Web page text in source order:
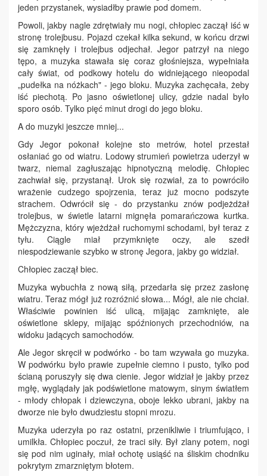
jeden przystanek, wysiadłby prawie pod domem.
Powoli, jakby nagle zdrętwiały mu nogi, chłopiec zaczął iść w
stronę trolejbusu. Pojazd czekał kilka sekund, w końcu drzwi
się zamknęły i trolejbus odjechał. Jegor patrzył na niego
tępo, a muzyka stawała się coraz głośniejsza, wypełniała
cały świat, od podkowy hotelu do widniejącego nieopodal
„pudełka na nóżkach" - jego bloku. Muzyka zachęcała, żeby
iść piechotą. Po jasno oświetlonej ulicy, gdzie nadal było
sporo osób. Tylko pięć minut drogi do jego bloku.
A do muzyki jeszcze mniej...
Gdy Jegor pokonał kolejne sto metrów, hotel przestał
osłaniać go od wiatru. Lodowy strumień powietrza uderzył w
twarz, niemal zagłuszając hipnotyczną melodię. Chłopiec
zachwiał się, przystanął. Urok się rozwiał, za to powróciło
wrażenie cudzego spojrzenia, teraz już mocno podszyte
strachem. Odwrócił się - do przystanku znów podjeżdżał
trolejbus, w świetle latarni mignęła pomarańczowa kurtka.
Mężczyzna, który wjeżdżał ruchomymi schodami, był teraz z
tyłu. Ciągle miał przymknięte oczy, ale szedł
niespodziewanie szybko w stronę Jegora, jakby go widział.
Chłopiec zaczął biec.
Muzyka wybuchła z nową siłą, przedarła się przez zasłonę
wiatru. Teraz mógł już rozróżnić słowa... Mógł, ale nie chciał.
Właściwie powinien iść ulicą, mijając zamknięte, ale
oświetlone sklepy, mijając spóźnionych przechodniów, na
widoku jadących samochodów.
Ale Jegor skręcił w podwórko - bo tam wzywała go muzyka.
W podwórku było prawie zupełnie ciemno i pusto, tylko pod
ścianą poruszyły się dwa cienie. Jegor widział je jakby przez
mgłę, wyglądały jak podświetlone matowym, sinym światłem
- młody chłopak i dziewczyna, oboje lekko ubrani, jakby na
dworze nie było dwudziestu stopni mrozu.
Muzyka uderzyła po raz ostatni, przenikliwie i triumfująco, i
umilkła. Chłopiec poczuł, że traci siły. Był zlany potem, nogi
się pod nim uginały, miał ochotę usiąść na śliskim chodniku
pokrytym zmarzniętym błotem.